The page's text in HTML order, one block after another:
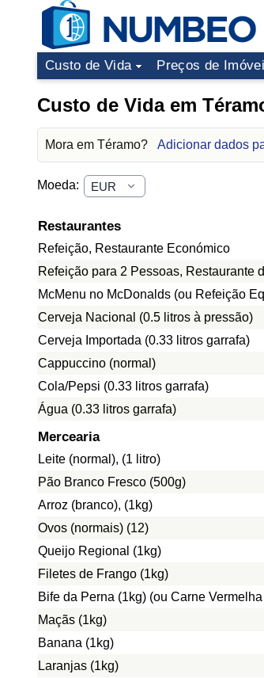
Custo de Vida Preços de
Custo de Vida em
Mora em Téramo? Adicionar dados
Moeda:
Restaurantes
Refeição, Restaurante Económico
Refeição para 2 Pessoas, Restaurante
McMenu no McDonalds (ou Refeição
Cerveja Nacional (0.5 litros à pressão)
Cerveja Importada (0.33 litros garrafa)
Cappuccino (normal)
Cola/Pepsi (0.33 litros garrafa)
Água (0.33 litros garrafa)
Mercearia
Leite (normal), (1 litro)
Pão Branco Fresco (500g)
Arroz (branco), (1kg)
Ovos (normais) (12)
Queijo Regional (1kg)
Filetes de Frango (1kg)
Bife da Perna (1kg) (ou Carne
Maçãs (1kg)
Banana (1kg)
Laranjas (1kg)